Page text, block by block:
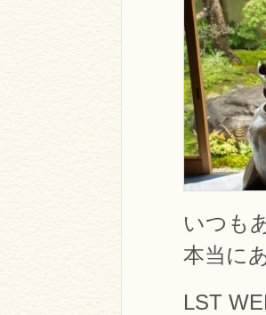
いつも
本当に
LST